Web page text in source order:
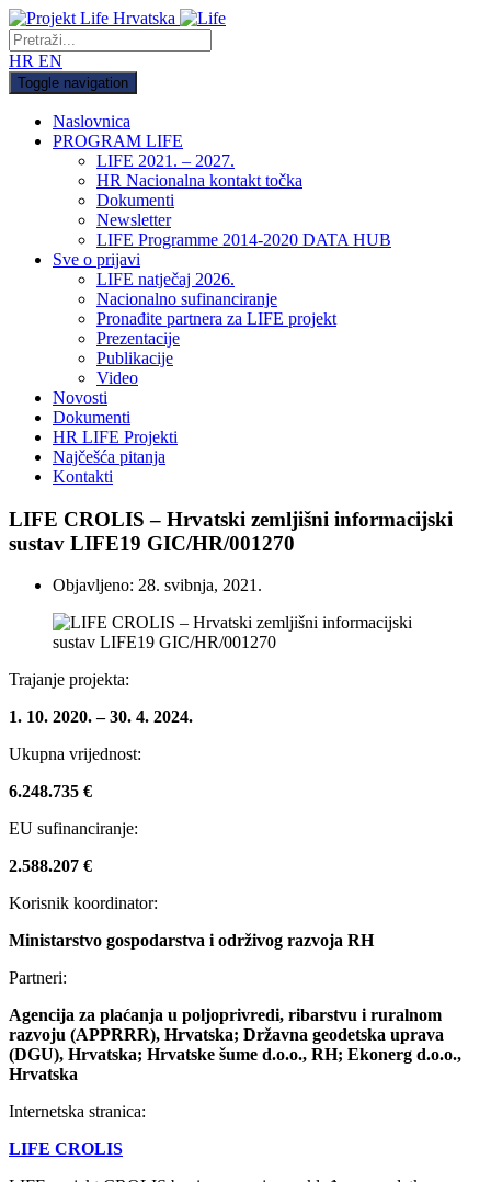
HR EN
Toggle navigation
Naslovnica
PROGRAM LIFE
LIFE 2021. – 2027.
HR Nacionalna kontakt točka
Dokumenti
Newsletter
LIFE Programme 2014-2020 DATA HUB
Sve o prijavi
LIFE natječaj 2026.
Nacionalno sufinanciranje
Pronađite partnera za LIFE projekt
Prezentacije
Publikacije
Video
Novosti
Dokumenti
HR LIFE Projekti
Najčešća pitanja
Kontakti
LIFE CROLIS – Hrvatski zemljišni informacijski
sustav LIFE19 GIC/HR/001270
Objavljeno: 28. svibnja, 2021.
Trajanje projekta:
1. 10. 2020. – 30. 4. 2024.
Ukupna vrijednost:
6.248.735 €
EU sufinanciranje:
2.588.207 €
Korisnik koordinator:
Ministarstvo gospodarstva i održivog razvoja RH
Partneri:
Agencija za plaćanja u poljoprivredi, ribarstvu i ruralnom
razvoju (APPRRR), Hrvatska; Državna geodetska uprava
(DGU), Hrvatska; Hrvatske šume d.o.o., RH; Ekonerg d.o.o.,
Hrvatska
Internetska stranica:
LIFE CROLIS